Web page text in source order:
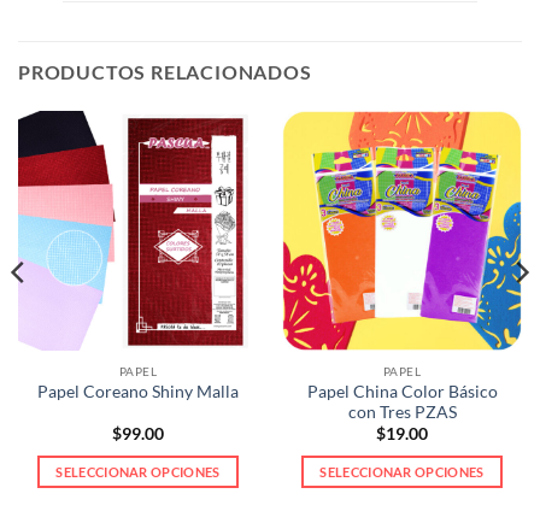
PRODUCTOS RELACIONADOS
PAPEL
Papel Coreano Shiny Malla
$99.00
SELECCIONAR OPCIONES
PAPEL
Papel China Color Básico
con Tres PZAS
$19.00
SELECCIONAR OPCIONES